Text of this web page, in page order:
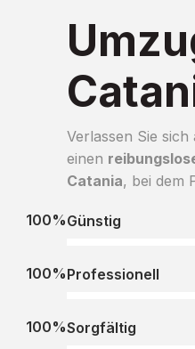
Verlassen Sie
einen
Catania, bei dem
Günstig
100%
Professionell
100%
Sorgfältig
100%